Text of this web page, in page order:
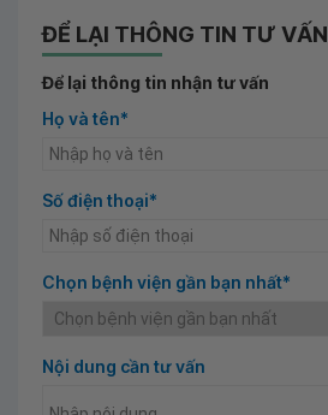
ĐỂ LẠI THÔNG TIN TƯ VẤN
Để lại thông tin nhận tư vấn
Họ và tên*
Số điện thoại*
Chọn bệnh viện gần bạn nhất*
Nội dung cần tư vấn